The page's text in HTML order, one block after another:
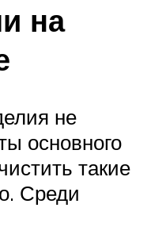
на
не
основного
такие
Среди